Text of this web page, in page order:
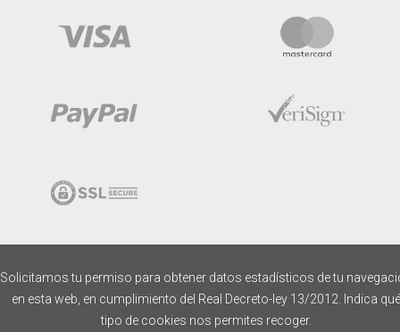
Solicitamos tu permiso para obtener datos estadísticos de tu
en esta web, en cumplimiento del Real Decreto-ley 13/2012. Indica qué
tipo de cookies nos permites recoger.